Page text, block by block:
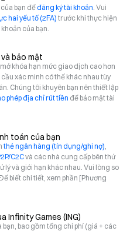
bạn để đăng ký tài khoản. Vui
hai yếu tố (2FA) trước khi thực hiện
của bạn.
bảo mật
khóa hạn mức giao dịch cao hơn
xác minh có thể khác nhau tùy
Chúng tôi khuyên bạn nên thiết lập
phép địa chỉ rút tiền để bảo mật tài
toán của bạn
thẻ ngân hàng (tín dụng/ghi nợ),
C2Cvà các nhà cung cấp bên thứ
lý và giới hạn khác nhau. Vui lòng so
biết chi tiết, xem phần [Phương
Infinity Games (ING)
bao gồm tổng chi phí (giá + các